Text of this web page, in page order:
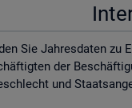
Sie Jah­res­da­ten zu
der
und